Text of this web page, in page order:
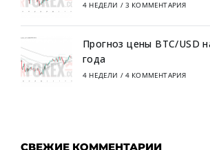
4 НЕДЕЛИ / 3 КОММЕНТАРИЯ
Прогноз цены BTC/USD
года
4 НЕДЕЛИ / 4 КОММЕНТАРИЯ
СВЕЖИЕ КОММЕНТАРИИ